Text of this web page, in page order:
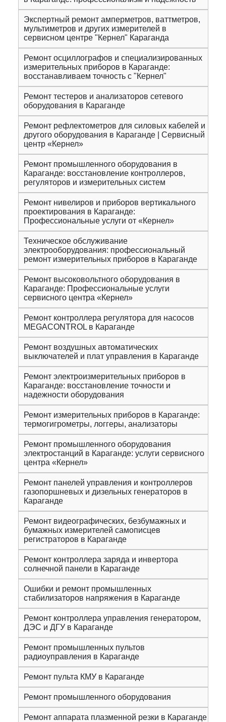
Экспертный ремонт амперметров, ваттметров,
мультиметров и других измерителей в
сервисном центре "Кернел" Караганда
Ремонт осциллографов и специализированных
измерительных приборов в Караганде:
восстанавливаем точность с "Кернел"
Ремонт тестеров и анализаторов сетевого
оборудования в Караганде
Ремонт рефлектометров для силовых кабелей и
другого оборудования в Караганде | Сервисный
центр «Кернел»
Ремонт промышленного оборудования в
Караганде: восстановление контроллеров,
регуляторов и измерительных систем
Ремонт нивелиров и приборов вертикального
проектирования в Караганде:
Профессиональные услуги от «Кернел»
Техническое обслуживание
электрооборудования: профессиональный
ремонт измерительных приборов в Караганде
Ремонт высоковольтного оборудования в
Караганде: Профессиональные услуги
сервисного центра «Кернел»
Ремонт контроллера регулятора для насосов
MEGACONTROL в Караганде
Ремонт воздушных автоматических
выключателей и плат управления в Караганде
Ремонт электроизмерительных приборов в
Караганде: восстановление точности и
надежности оборудования
Ремонт измерительных приборов в Караганде:
термогигрометры, логгеры, анализаторы
Ремонт промышленного оборудования
электростанций в Караганде: услуги сервисного
центра «Кернел»
Ремонт панелей управления и контроллеров
газопоршневых и дизельных генераторов в
Караганде
Ремонт видеографических, безбумажных и
бумажных измерителей самописцев
регистраторов в Караганде
Ремонт контроллера заряда и инвертора
солнечной панели в Караганде
Ошибки и ремонт промышленных
стабилизаторов напряжения в Караганде
Ремонт контроллера управления генератором,
ДЭС и ДГУ в Караганде
Ремонт промышленных пультов
радиоуправления в Караганде
Ремонт пульта КМУ в Караганде
Ремонт промышленного оборудования
Ремонт аппарата плазменной резки в Караганде